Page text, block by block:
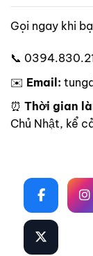
Gọi ngay khi
📞
✉️ Email:
⏰ Thời gian
Chủ Nhật, kể